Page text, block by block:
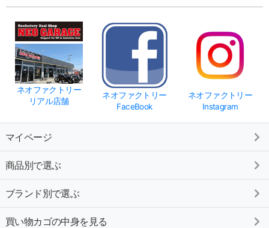
ネオファクトリー
リアル店舗
ネオファクトリー
FaceBook
ネオファクトリー
Instagram
マイページ
商品別で選ぶ
ブランド別で選ぶ
買い物カゴの中身を見る